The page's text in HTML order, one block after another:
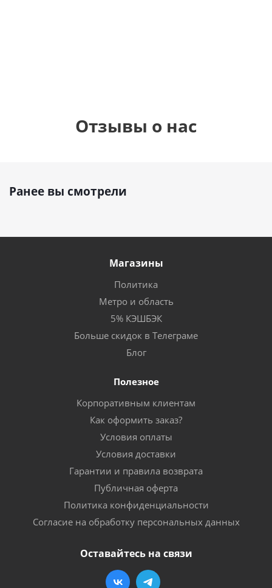
Отзывы о нас
Ранее вы смотрели
Магазины
Политика
Метро и область
5% КЭШБЭК
Больше скидок в Телеграме
Блог
Полезное
Корпоративным клиентам
Как оформить заказ?
Условия оплаты
Условия доставки
Гарантии и правила возврата
Публичная оферта
Политика конфиденциальности
Согласие на обработку персональных данных
Оставайтесь на связи